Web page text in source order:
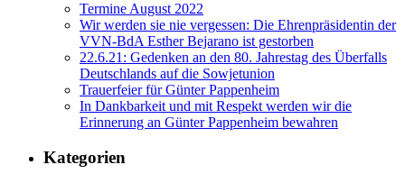
Termine August 2022
Wir werden sie nie vergessen: Die Ehrenpräsidentin der
VVN-BdA Esther Bejarano ist gestorben
22.6.21: Gedenken an den 80. Jahrestag des Überfalls
Deutschlands auf die Sowjetunion
Trauerfeier für Günter Pappenheim
In Dankbarkeit und mit Respekt werden wir die
Erinnerung an Günter Pappenheim bewahren
Kategorien